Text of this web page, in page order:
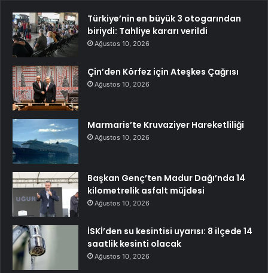
Türkiye’nin en büyük 3 otogarından
biriydi: Tahliye kararı verildi
Ağustos 10, 2026
Çin’den Körfez için Ateşkes Çağrısı
Ağustos 10, 2026
Marmaris’te Kruvaziyer Hareketliliği
Ağustos 10, 2026
Başkan Genç’ten Madur Dağı’nda 14
kilometrelik asfalt müjdesi
Ağustos 10, 2026
İSKİ’den su kesintisi uyarısı: 8 ilçede 14
saatlik kesinti olacak
Ağustos 10, 2026